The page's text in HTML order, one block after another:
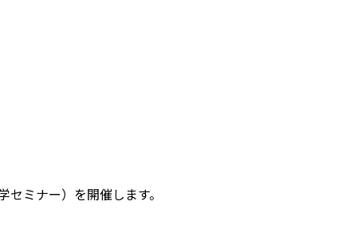
ミナー）を開催します。